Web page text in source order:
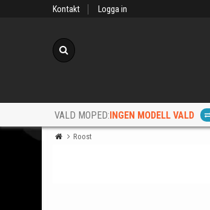
Kontakt Logga in
VALD MOPED:INGEN MODELL VALD
Roost